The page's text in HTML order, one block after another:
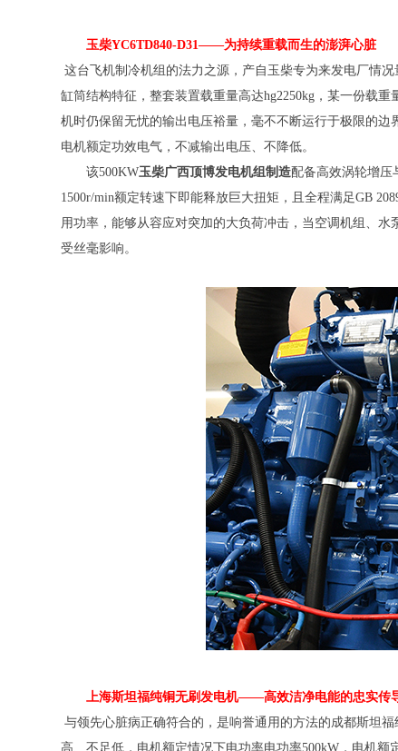
玉柴YC6TD840-D31——为持续重载而生的澎湃心脏
这台飞机制冷机组的法力之源，产自玉柴专为来发电厂情
缸筒结构特征，整套装置载重量高达hg2250kg，某一份载
机时仍保留无忧的输出电压裕量，毫不不断运行于极限的
电机额定功效电气，不减输出电压、不降低。
该500KW玉柴广西顶博发电机组制造配备高效涡轮增压
1500r/min额定转速下即能释放巨大扭矩，且全程满足GB
用功率，能够从容应对突加的大负荷冲击，当空调机组、
受丝毫影响。
上海斯坦福纯铜无刷发电机——高效洁净电能的忠实传
与领先心脏病正确符合的，是响誉通用的方法的成都斯坦
高、不足低，电机额定情况下电功率电功率500kW，电机